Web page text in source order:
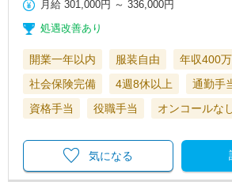
月給 301,000円 ～336,000円
処遇改善あり
開業一年以内 服装自由
年収400
社会保険完備
4週8休以上 通勤手
資格手当
役職手当 オンコールな
気になる